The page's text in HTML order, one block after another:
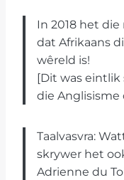
In 2018 het
dat Afrikaans
wêreld is!
[Dit was eintlik
die Anglisisme
Taalvasvra:
skrywer het
Adrienne du